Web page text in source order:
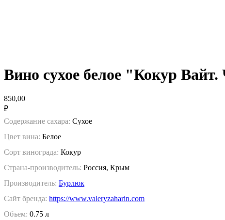
Вино сухое белое "Кокур
850,00
₽
Содержание сахара: Сухое
Цвет вина: Белое
Сорт винограда: Кокур
Страна-производитель: Россия, Крым
Производитель: Бурлюк
Сайт бренда: https://www.valeryzaharin.com
Объем: 0.75 л